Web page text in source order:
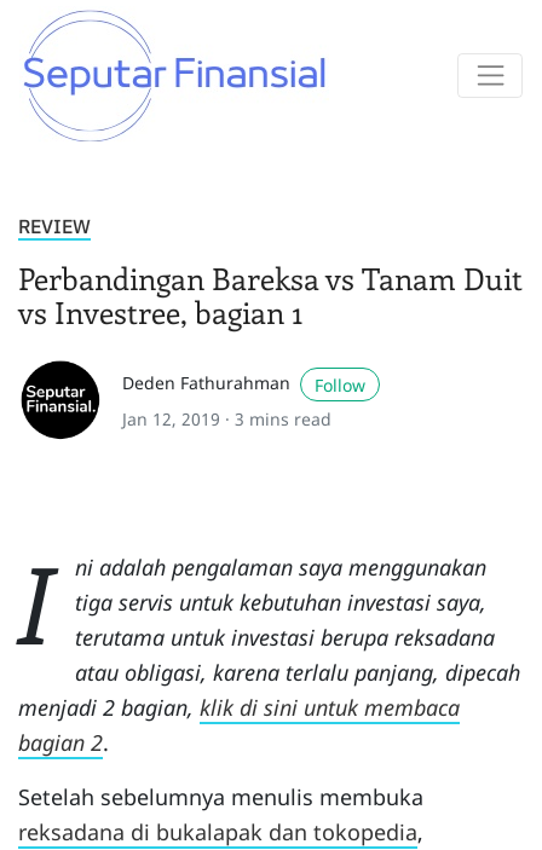
REVIEW
Perbandingan Bareksa vs Tanam Duit
vs Investree, bagian 1
Deden Fathurahman
Follow
Jan 12, 2019 · 3 mins read
I
ni adalah pengalaman saya menggunakan
tiga servis untuk kebutuhan investasi saya,
terutama untuk investasi berupa reksadana
atau obligasi, karena terlalu panjang, dipecah
menjadi 2 bagian, klik di sini untuk membaca
bagian 2.
Setelah sebelumnya menulis membuka
reksadana di bukalapak dan tokopedia,